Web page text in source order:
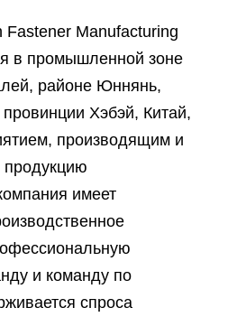
Fastener Manufacturing
в промышленной зоне
районе Юннянь,
Хэбэй, Китай,
производящим и
имеет
и команду по
спроса